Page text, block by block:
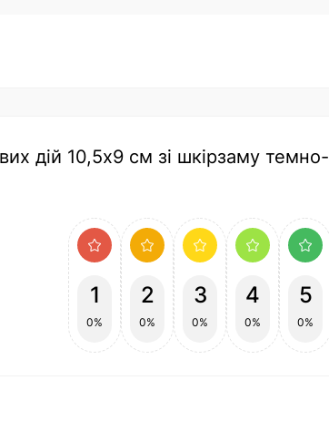
дій 10,5х9 см зі шкірзаму темно-
1
0%
2
0%
3
0%
4
0%
5
0%